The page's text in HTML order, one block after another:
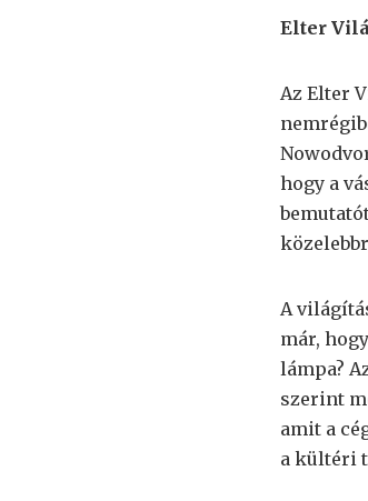
Elter
Az Elter
hogy a
A
már,
lámpa?
szerint
amit a
a kültéri